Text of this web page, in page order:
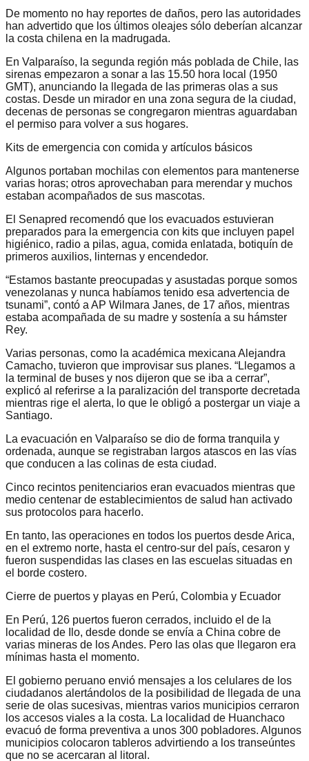
De momento no hay reportes de daños, pero las autoridades
han advertido que los últimos oleajes sólo deberían alcanzar
la costa chilena en la madrugada.
En Valparaíso, la segunda región más poblada de Chile, las
sirenas empezaron a sonar a las 15.50 hora local (1950
GMT), anunciando la llegada de las primeras olas a sus
costas. Desde un mirador en una zona segura de la ciudad,
decenas de personas se congregaron mientras aguardaban
el permiso para volver a sus hogares.
Kits de emergencia con comida y artículos básicos
Algunos portaban mochilas con elementos para mantenerse
varias horas; otros aprovechaban para merendar y muchos
estaban acompañados de sus mascotas.
El Senapred recomendó que los evacuados estuvieran
preparados para la emergencia con kits que incluyen papel
higiénico, radio a pilas, agua, comida enlatada, botiquín de
primeros auxilios, linternas y encendedor.
“Estamos bastante preocupadas y asustadas porque somos
venezolanas y nunca habíamos tenido esa advertencia de
tsunami”, contó a AP Wilmara Janes, de 17 años, mientras
estaba acompañada de su madre y sostenía a su hámster
Rey.
Varias personas, como la académica mexicana Alejandra
Camacho, tuvieron que improvisar sus planes. “Llegamos a
la terminal de buses y nos dijeron que se iba a cerrar”,
explicó al referirse a la paralización del transporte decretada
mientras rige el alerta, lo que le obligó a postergar un viaje a
Santiago.
La evacuación en Valparaíso se dio de forma tranquila y
ordenada, aunque se registraban largos atascos en las vías
que conducen a las colinas de esta ciudad.
Cinco recintos penitenciarios eran evacuados mientras que
medio centenar de establecimientos de salud han activado
sus protocolos para hacerlo.
En tanto, las operaciones en todos los puertos desde Arica,
en el extremo norte, hasta el centro-sur del país, cesaron y
fueron suspendidas las clases en las escuelas situadas en
el borde costero.
Cierre de puertos y playas en Perú, Colombia y Ecuador
En Perú, 126 puertos fueron cerrados, incluido el de la
localidad de Ilo, desde donde se envía a China cobre de
varias mineras de los Andes. Pero las olas que llegaron era
mínimas hasta el momento.
El gobierno peruano envió mensajes a los celulares de los
ciudadanos alertándolos de la posibilidad de llegada de una
serie de olas sucesivas, mientras varios municipios cerraron
los accesos viales a la costa. La localidad de Huanchaco
evacuó de forma preventiva a unos 300 pobladores. Algunos
municipios colocaron tableros advirtiendo a los transeúntes
que no se acercaran al litoral.